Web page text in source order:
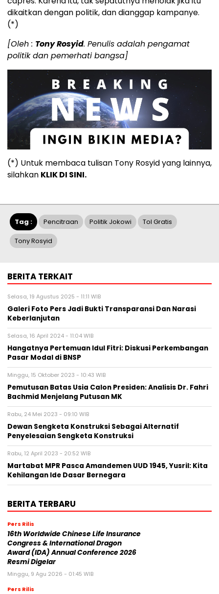
dikaitkan dengan politik, dan dianggap kampanye.
(*)
[Oleh : Tony Rosyid. Penulis adalah pengamat
politik dan pemerhati bangsa]
(*) Untuk membaca tulisan Tony Rosyid yang lainnya,
silahkan KLIK DI SINI.
Tag : Pencitraan Politik Jokowi Tol Gratis
Tony Rosyid
BERITA TERKAIT
Selasa, 19 Agustus 2025 - 11:11 WIB
Galeri Foto Pers Jadi Bukti Transparansi Dan Narasi
Keberlanjutan
Selasa, 16 April 2024 - 11:04 WIB
Hangatnya Pertemuan Idul Fitri: Diskusi Perkembangan
Pasar Modal di BNSP
Minggu, 15 Oktober 2023 - 10:43 WIB
Pemutusan Batas Usia Calon Presiden: Analisis Dr. Fahri
Bachmid Menjelang Putusan MK
Rabu, 24 Mei 2023 - 09:10 WIB
Dewan Sengketa Konstruksi Sebagai Alternatif
Penyelesaian Sengketa Konstruksi
Rabu, 12 April 2023 - 20:52 WIB
Martabat MPR Pasca Amandemen UUD 1945, Yusril: Kita
Kehilangan Ide Dasar Bernegara
BERITA TERBARU
Pers Rilis
16th Worldwide Chinese Life Insurance
Congress & International Dragon
Award (IDA) Annual Conference 2026
Resmi Digelar
Minggu, 9 Agu 2026 - 01:45 WIB
Pers Rilis